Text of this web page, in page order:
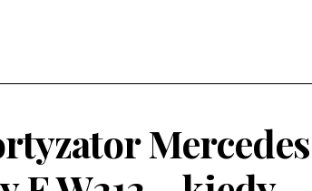
Mercedes